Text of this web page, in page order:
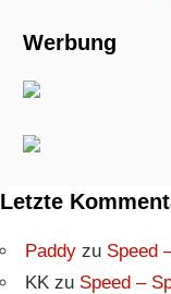
Werbung
Letzte
Paddy zu Speed
KK zu Speed –